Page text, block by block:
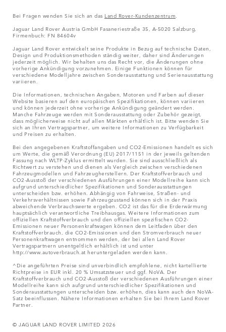
Bei Fragen wenden Sie sich an das Land Rover-Kundenzentrum
Jaguar Land Rover Austria GmbH Fasaneriestraße 35, A-5020 Salzburg,
Firmenbuch: FN 84604v
Jaguar Land Rover entwickelt seine Produkte in Bezug auf technische Daten,
Design und Produktionsmethoden ständig weiter, daher sind Änderungen
jederzeit möglich. Wir behalten uns das Recht vor, die Änderungen ohne
vorherige Ankündigung vorzunehmen. Einige Funktionen können für
verschiedene Modelljahre zwischen Sonderausstattung und Serienausstattung
variieren.
Die Informationen, technischen Angaben, Motoren und Farben auf dieser
Website basieren auf den europäischen Spezifikationen, können variieren
und können jederzeit ohne vorherige Ankündigung geändert werden.
Manche Fahrzeuge werden mit Sonderausstattung oder Zubehör gezeigt,
dass möglicherweise nicht auf allen Märkten erhältlich ist. Bitte wenden Sie
sich an Ihren Vertragspartner, um weitere Informationen zu Verfügbarkeit
und Preisen zu erhalten.
Bei den angegebenen Kraftstoffangaben und CO2-Emissionen handelt es sich
um Werte, die gemäß Verordnung (EU) 2017/1151 in der jeweils geltenden
Fassung nach WLTP-Zyklus ermittelt wurden. Sie sind ausschließlich als
Richtwert zu verstehen und dienen als Vergleich zwischen verschiedenen
Fahrzeugmodellen und Fahrzeugherstellern. Der Kraftstoffverbrauch und
CO2-Ausstoß der verschiedenen Ausführungen einer Modellreihe kann sich
aufgrund unterschiedlicher Spezifikationen und Sonderausstattungen
unterscheiden bzw. erhöhen. Abhängig von Fahrweise, Straßen- und
Verkehrsverhältnissen sowie Fahrzeugzustand können sich in der Praxis
abweichende Verbrauchswerte ergeben. CO2 ist das für die Erderwärmung
hauptsächlich verantwortliche Treibhausgas. Weitere Informationen zum
offiziellen Kraftstoffverbrauch und den offiziellen spezifischen CO2-
Emissionen neuer Personenkraftwagen können dem Leitfaden über den
Kraftstoffverbrauch, die CO2-Emissionen und den Stromverbrauch neuer
Personenkraftwagen entnommen werden, der bei allen Land Rover
Vertragspartnern unentgeltlich erhältlich ist und unter
http://www.autoverbrauch.at heruntergeladen werden kann.
^Die angeführten Preise sind unverbindlich empfohlene, nicht kartellierte
Richtpreise in EUR inkl. 20 % Umsatzsteuer und ggf. NoVA. Der
Kraftstoffverbrauch und CO2-Ausstoß der verschiedenen Ausführungen einer
Modellreihe kann sich aufgrund unterschiedlicher Spezifikationen und
Sonderausstattungen unterscheiden bzw. erhöhen, dies kann auch den NoVA-
Satz beeinflussen. Nähere Informationen erhalten Sie bei Ihrem Land Rover
Partner.
© JAGUAR LAND ROVER LIMITED 2026